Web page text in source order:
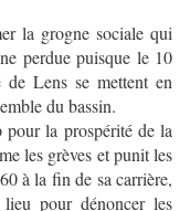
la grogne sociale qui
perdue puisque le 10
Lens se mettent en
du bassin.
la prospérité de la
les grèves et punit les
à la fin de sa carrière,
pour dénoncer les